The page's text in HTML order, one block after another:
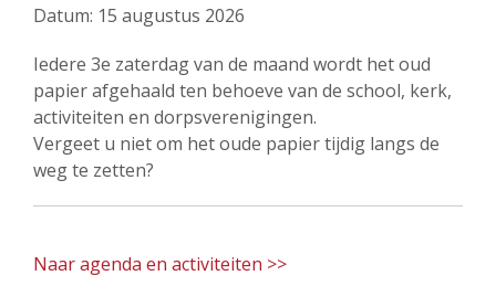
Datum: 15 augustus 2026
Iedere 3e zaterdag van de maand wordt het oud
papier afgehaald ten behoeve van de school, kerk,
activiteiten en dorpsverenigingen.
Vergeet u niet om het oude papier tijdig langs de
weg te zetten?
Naar agenda en activiteiten >>